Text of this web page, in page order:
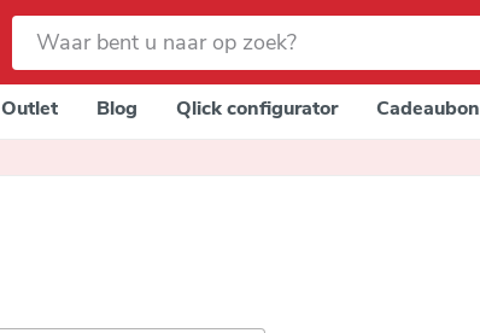
Outlet Blog Qlick configurator Cadeaubon